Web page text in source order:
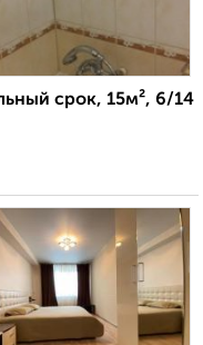
срок, 15м², 6/14